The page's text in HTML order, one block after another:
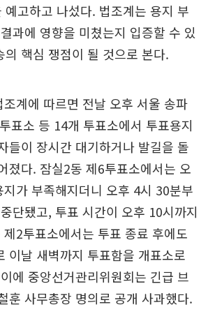
예고하고 나섰다. 법조계는 용지 부
과에 영향을 미쳤는지 입증할 수 있
의 핵심 쟁점이 될 것으로 본다.
계에 따르면 전날 오후 서울 송파
표소 등 14개 투표소에서 투표용지
들이 장시간 대기하거나 발길을 돌
졌다. 잠실2동 제6투표소에서는 오
가 부족해지더니 오후 4시 30분부
단됐고, 투표 시간이 오후 10시까지
2투표소에서는 투표 종료 후에도
이날 새벽까지 투표함을 개표소로
에 중앙선거관리위원회는 긴급 브
훈 사무총장 명의로 공개 사과했다.